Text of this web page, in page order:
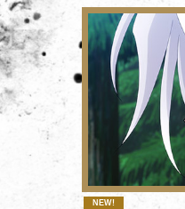
NEW!